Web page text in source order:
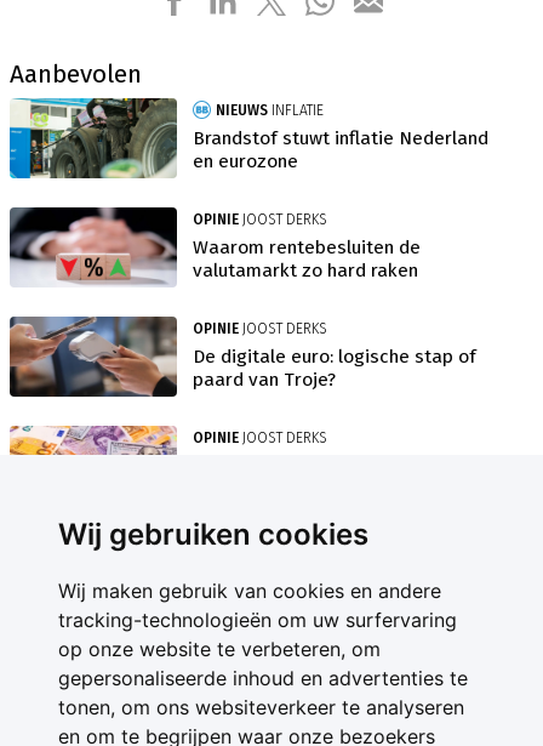
Wij gebruiken cookies
Wij maken gebruik van cookies en andere
tracking-technologieën om uw surfervaring
op onze website te verbeteren, om
gepersonaliseerde inhoud en advertenties te
tonen, om ons websiteverkeer te analyseren
en om te begrijpen waar onze bezoekers
Aanbevolen
NIEUWS INFLATIE
Brandstof stuwt inflatie Nederland
en eurozone
OPINIE JOOST DERKS
Waarom rentebesluiten de
valutamarkt zo hard raken
OPINIE JOOST DERKS
De digitale euro: logische stap of
paard van Troje?
OPINIE JOOST DERKS
Contact
Feedback